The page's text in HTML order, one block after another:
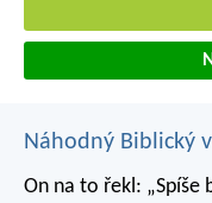
Náhodný Biblický
On na to řekl: „Spíše